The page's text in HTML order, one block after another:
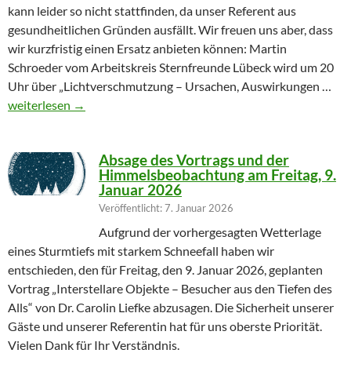
kann leider so nicht stattfinden, da unser Referent aus
gesundheitlichen Gründen ausfällt. Wir freuen uns aber, dass
wir kurzfristig einen Ersatz anbieten können: Martin
Schroeder vom Arbeitskreis Sternfreunde Lübeck wird um 20
Uhr über „Lichtverschmutzung – Ursachen, Auswirkungen …
Geändertes Vortragsthema 06.03.2026
weiterlesen →
Absage des Vortrags und der
Himmelsbeobachtung am Freitag, 9.
Januar 2026
Veröffentlicht: 7. Januar 2026
Aufgrund der vorhergesagten Wetterlage
eines Sturmtiefs mit starkem Schneefall haben wir
entschieden, den für Freitag, den 9. Januar 2026, geplanten
Vortrag „Interstellare Objekte – Besucher aus den Tiefen des
Alls“ von Dr. Carolin Liefke abzusagen. Die Sicherheit unserer
Gäste und unserer Referentin hat für uns oberste Priorität.
Vielen Dank für Ihr Verständnis.